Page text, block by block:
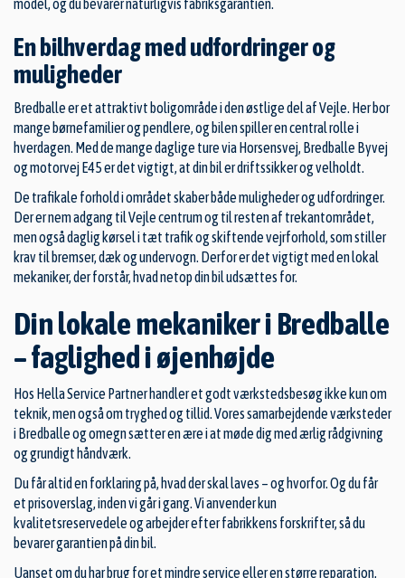
model, og du bevarer naturligvis fabriksgarantien.
En bilhverdag med udfordringer og
muligheder
Bredballe er et attraktivt boligområde i den østlige del af Vejle. Her bor
mange børnefamilier og pendlere, og bilen spiller en central rolle i
hverdagen. Med de mange daglige ture via Horsensvej, Bredballe Byvej
og motorvej E45 er det vigtigt, at din bil er driftssikker og velholdt.
De trafikale forhold i området skaber både muligheder og udfordringer.
Der er nem adgang til Vejle centrum og til resten af trekantområdet,
men også daglig kørsel i tæt trafik og skiftende vejrforhold, som stiller
krav til bremser, dæk og undervogn. Derfor er det vigtigt med en lokal
mekaniker, der forstår, hvad netop din bil udsættes for.
Din lokale mekaniker i Bredballe
– faglighed i øjenhøjde
Hos Hella Service Partner handler et godt værkstedsbesøg ikke kun om
teknik, men også om tryghed og tillid. Vores samarbejdende værksteder
i Bredballe og omegn sætter en ære i at møde dig med ærlig rådgivning
og grundigt håndværk.
Du får altid en forklaring på, hvad der skal laves – og hvorfor. Og du får
et prisoverslag, inden vi går i gang. Vi anvender kun
kvalitetsreservedele og arbejder efter fabrikkens forskrifter, så du
bevarer garantien på din bil.
Uanset om du har brug for et mindre service eller en større reparation,